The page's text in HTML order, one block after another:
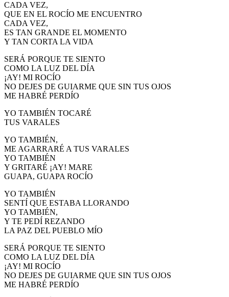
CADA VEZ,
QUE EN EL ROCÍO ME ENCUENTRO
CADA VEZ,
ES TAN GRANDE EL MOMENTO
Y TAN CORTA LA VIDA
SERÁ PORQUE TE SIENTO
COMO LA LUZ DEL DÍA
¡AY! MI ROCÍO
NO DEJES DE GUIARME QUE SIN TUS OJOS
ME HABRÉ PERDÍO
YO TAMBIÉN TOCARÉ
TUS VARALES
YO TAMBIÉN,
ME AGARRARÉ A TUS VARALES
YO TAMBIÉN
Y GRITARÉ ¡AY! MARE
GUAPA, GUAPA ROCÍO
YO TAMBIÉN
SENTÍ QUE ESTABA LLORANDO
YO TAMBIÉN,
Y TE PEDÍ REZANDO
LA PAZ DEL PUEBLO MÍO
SERÁ PORQUE TE SIENTO
COMO LA LUZ DEL DÍA
¡AY! MI ROCÍO
NO DEJES DE GUIARME QUE SIN TUS OJOS
ME HABRÉ PERDÍO